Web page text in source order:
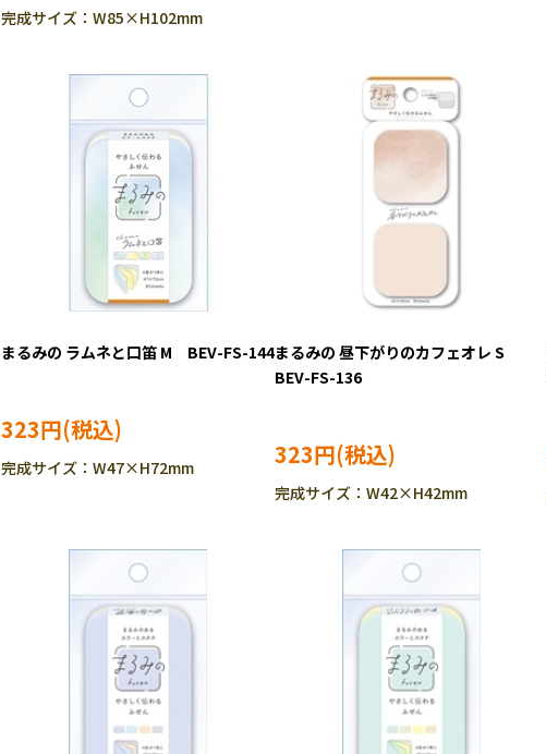
完成サイズ：W85×H102mm
まるみの ラムネと口笛 M BEV-FS-144
323円
完成サイズ：W47×H72mm
まるみの 昼下がりのカフェオレ S
BEV-FS-136
323円
完成サイズ：W42×H42mm